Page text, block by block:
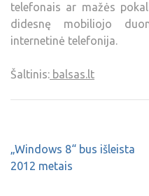
telefonais ar mažės
didesnę mobiliojo
internetinė telefonija.
Šaltinis: balsas.lt
„Windows 8“ bus išleista
2012 metais